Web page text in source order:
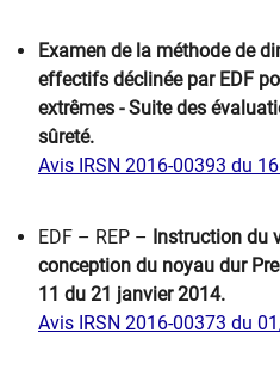
Examen de la méthode de
effectifs déclinée par EDF
extrêmes - Suite des
sûreté.
Avis IRSN 2016-00393 du
EDF – REP – Instruction du
conception du noyau dur
11 du 21 janvier 2014.
Avis IRSN 2016-00373 du